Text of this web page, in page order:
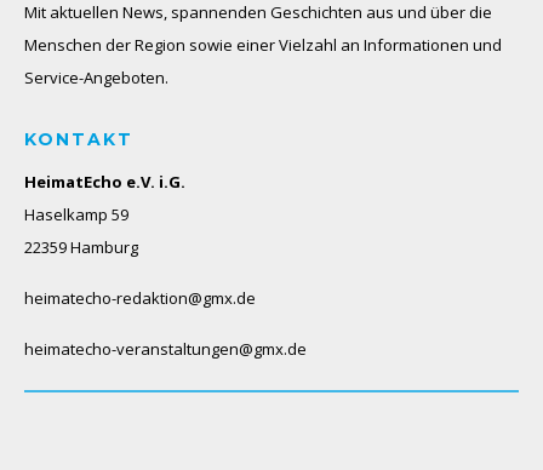
Mit aktuellen News, spannenden Geschichten aus und über die
Menschen der Region sowie einer Vielzahl an Informationen und
Service-Angeboten.
KONTAKT
HeimatEcho e.V. i.G.
Haselkamp 59
22359 Hamburg
heimatecho-redaktion@gmx.de
heimatecho-veranstaltungen@gmx.de